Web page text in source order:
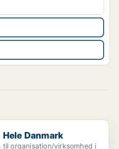
Danmark
organisation/virksomhed i